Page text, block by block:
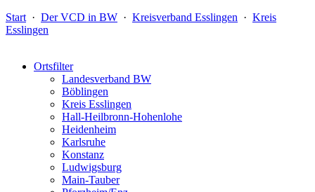
Start · Der VCD in BW · Kreisverband Esslingen · Kreis
Esslingen
Ortsfilter
Landesverband BW
Böblingen
Kreis Esslingen
Hall-Heilbronn-Hohenlohe
Heidenheim
Karlsruhe
Konstanz
Ludwigsburg
Main-Tauber